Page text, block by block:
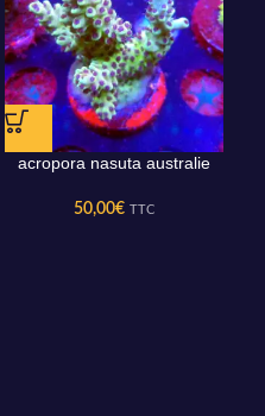
acropora nasuta australie
50,00€ TTC